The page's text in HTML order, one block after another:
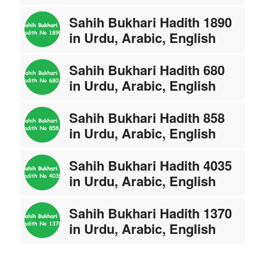
Sahih Bukhari Hadith 1890
in Urdu, Arabic, English
Sahih Bukhari Hadith 680
in Urdu, Arabic, English
Sahih Bukhari Hadith 858
in Urdu, Arabic, English
Sahih Bukhari Hadith 4035
in Urdu, Arabic, English
Sahih Bukhari Hadith 1370
in Urdu, Arabic, English